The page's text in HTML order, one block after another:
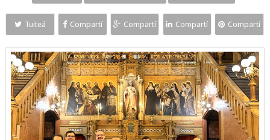
Tuiteá Compartí Compartí Compartí Compartí